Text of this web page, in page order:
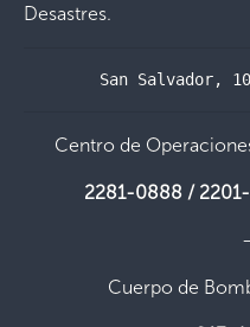
Desastres.
San Salvador,
Centro de
2281-0888 /
Cuerpo de